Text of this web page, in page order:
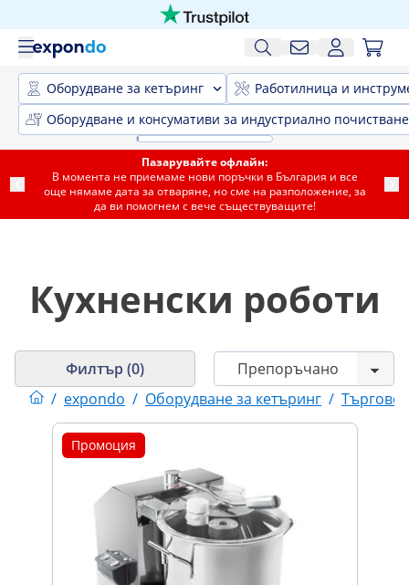
Оборудване за кетъринг
Работилница и
Оборудване и консумативи за индустриално почистване
Пазарувайте офлайн:
В момента не приемаме нови поръчки в България и все
още нямаме дата за отваряне, но сме на разположение, за
да ви помогнем с вече съществуващите!
Кухненски роботи
/ expondo / Оборудване за кетъринг /
Филтър (0)
Промоция